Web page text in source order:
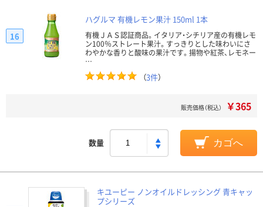
ハグルマ 有機レモン果汁 150ml 1本
有機ＪＡＳ認証商品。イタリア・シチリア産の有機レモ
ン100％ストレート果汁。すっきりとした味わいにさ
わやかな香りと酸味の果汁です。揚物や紅茶、レモネー
…
（3件）
16
販売価格（税込） ￥365
数量 カゴへ
キユーピー ノンオイルドレッシング 青キャッ
プシリーズ